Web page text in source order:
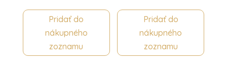
Pridať do
nákupného
zoznamu
Pridať do
nákupného
zoznamu